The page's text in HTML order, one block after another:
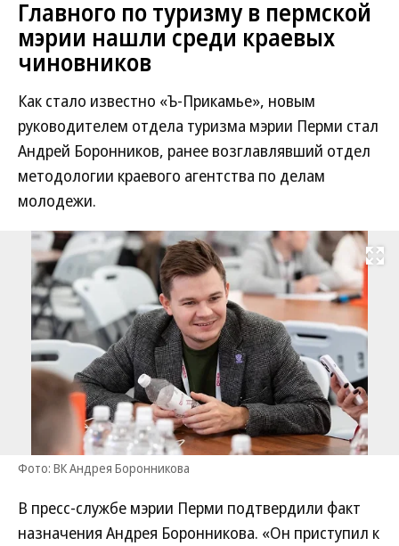
Главного по туризму в пермской
мэрии нашли среди краевых
чиновников
Как стало известно «Ъ-Прикамье», новым
руководителем отдела туризма мэрии Перми стал
Андрей Боронников, ранее возглавлявший отдел
методологии краевого агентства по делам
молодежи.
Развернуть
Фото: ВК Андрея Боронникова
В пресс-службе мэрии Перми подтвердили факт
назначения Андрея Боронникова. «Он приступил к